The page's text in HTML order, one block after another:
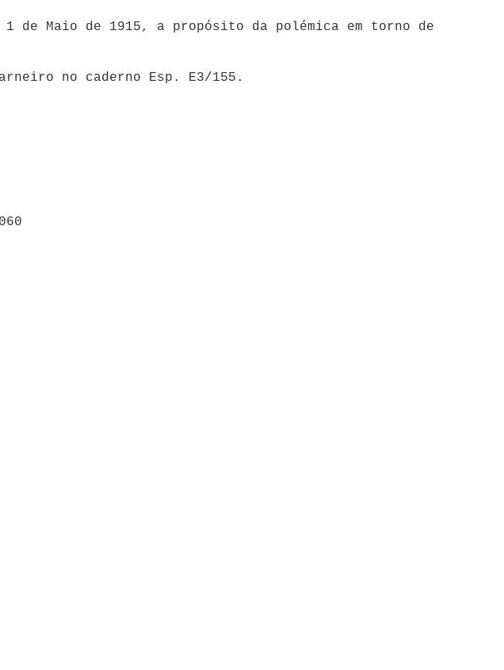
Maio de 1915, a propósito da polémica em torno de
no caderno Esp. E3/155.